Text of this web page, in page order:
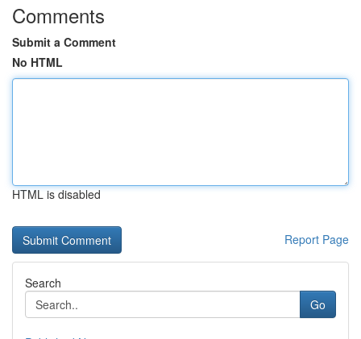
Comments
Submit a Comment
No HTML
HTML is disabled
Report Page
Search
Go